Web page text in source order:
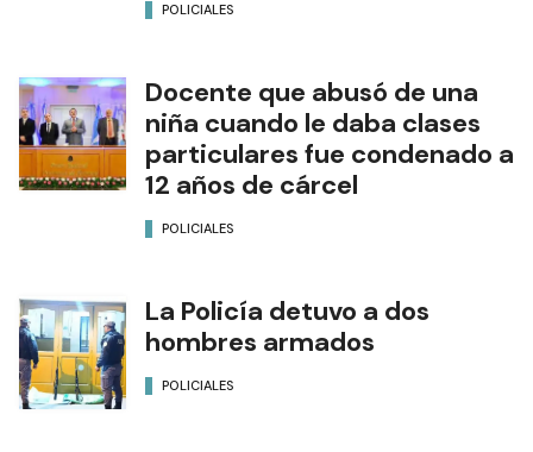
POLICIALES
Docente que abusó de una
niña cuando le daba clases
particulares fue condenado a
12 años de cárcel
POLICIALES
La Policía detuvo a dos
hombres armados
POLICIALES